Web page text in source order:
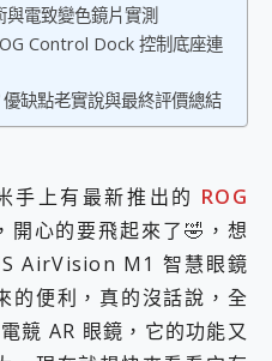
無線充電器 開箱 評測
動靜皆宜「HUAWEI FreeArc」開放式耳掛耳機，無感配戴! 超穩超服貼，音質、通話也很優質
25種洗烘模式一機搞定! Roborock 衣莉莎白 H1 Neo分子篩洗脫烘 AI 滾筒洗衣機
屬擴充底座 開箱 評測
vivo X200 就是這麼好拍
EaseUS Vocal Remover 免費線上去聲器一鍵去除人聲 人聲 音樂分離 2024 消除人聲推薦
3 個超值 MHN 飛人工具分享~~ iToolab AnyGo 魔物獵人 Now飛人 ios教學 不出門也可以到處走
Locawhere AnyTo 寶可夢飛人 AnyTo 不出門也可以飛遍全世界
小體積 40000mAh 超大容量 一次充5個設備 充好充滿 CUKTECH 酷態科 300W 微型充電站 開箱 評測
97.3% 恢復率，資料救援就是這麼簡單 EaseUS Data Recovery Wizard Free 18.0.0 業界最好的資料救援軟體
電致變色鏡片實測
Control Dock 控制底座連
缺點老實說與最終評價總結
手上有最新推出的 ROG
，開心的要飛起來了🤣，想
AirVision M1 智慧眼鏡
的便利，真的沒話說，全
競 AR 眼鏡，它的功能又